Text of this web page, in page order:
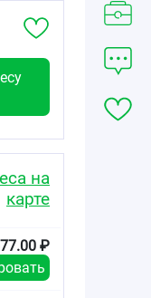
на
карте
₽